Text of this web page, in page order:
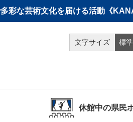
彩な芸術文化を届ける活動《
文字サイズ 標準
休館中の県民